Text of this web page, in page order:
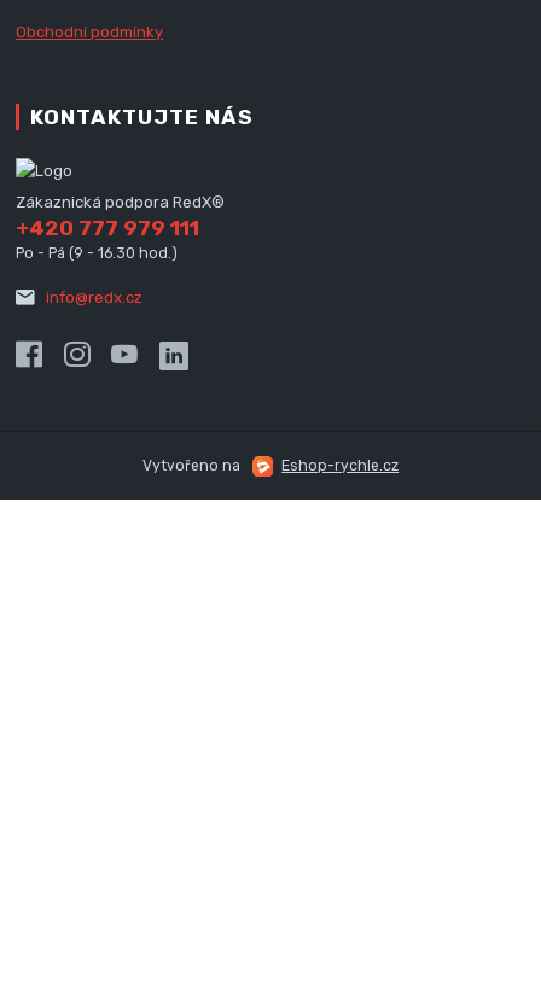
Obchodní podmínky
KONTAKTUJTE NÁS
Zákaznická podpora RedX®
+420 777 979 111
Po - Pá (9 - 16.30 hod.)
info@redx.cz
Vytvořeno na Eshop-rychle.cz